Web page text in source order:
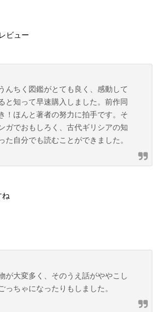
ビュー
んちく図鑑がとても良く、感動して
と知って早速購入しました。前作同
！ほんと著者の努力に拍手です。そ
ガでおもしろく、古代ギリシアの知
た自分でも読むことができました。
ね
が大変多く、そのうえ話がややこし
っちゃになったりもしました。